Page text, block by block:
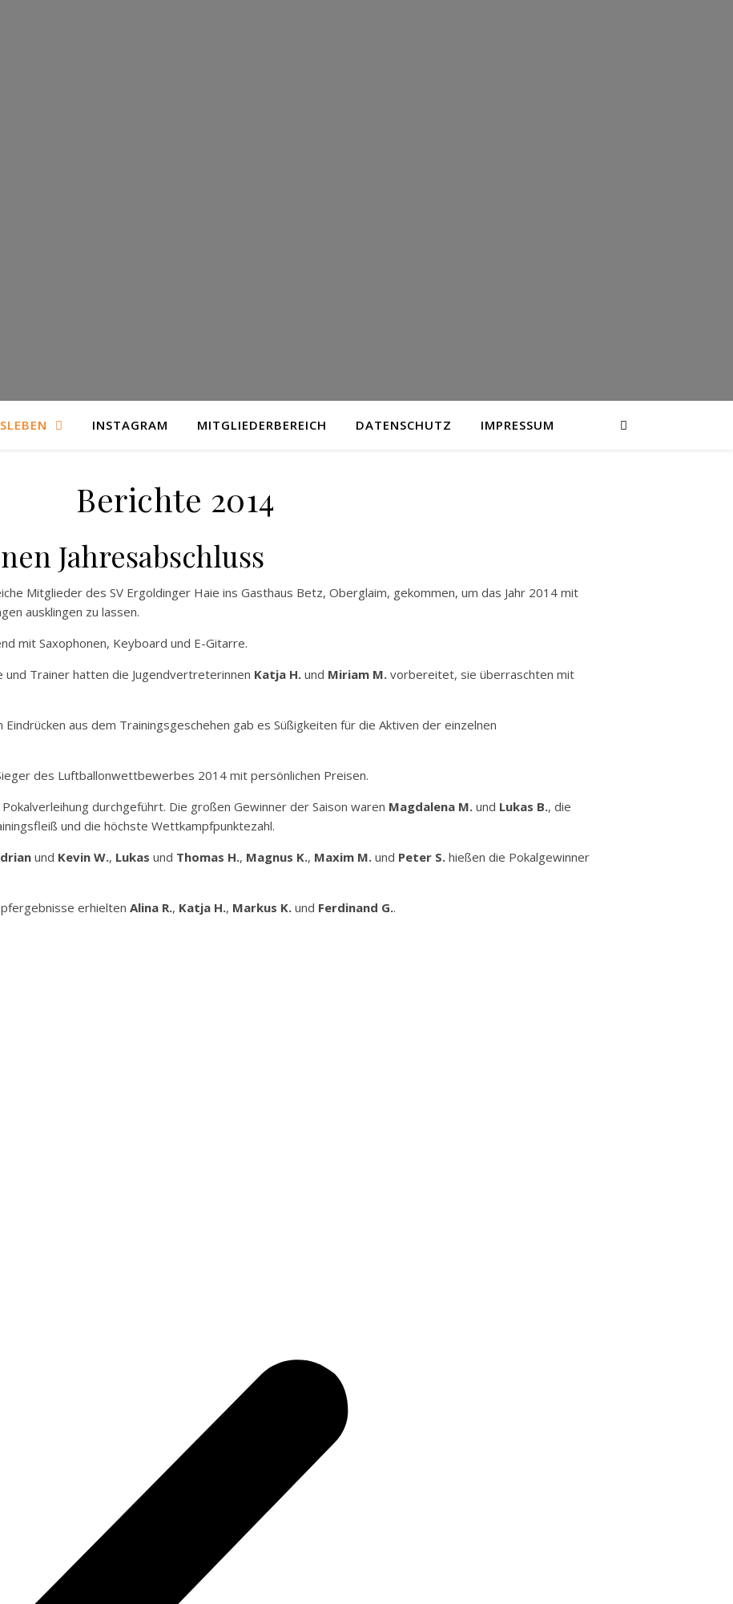
INSTAGRAM MITGLIEDERBEREICH DATENSCHUTZ IMPRESSUM
Berichte 2014
Jahresabschluss
Mitglieder des SV Ergoldinger Haie ins Gasthaus Betz, Oberglaim, gekommen, um das Jahr 2014 mit
ausklingen zu lassen.
mit Saxophonen, Keyboard und E-Gitarre.
und Trainer hatten die Jugendvertreterinnen Katja H. und Miriam M. vorbereitet, sie überraschten mit
aus dem Trainingsgeschehen gab es Süßigkeiten für die Aktiven der einzelnen
des Luftballonwettbewerbes 2014 mit persönlichen Preisen.
durchgeführt. Die großen Gewinner der Saison waren Magdalena M. und Lukas B., die
und die höchste Wettkampfpunktezahl.
und Kevin W., Lukas und Thomas H., Magnus K., Maxim M. und Peter S. hießen die Pokalgewinner
erhielten Alina R., Katja H., Markus K. und Ferdinand G..